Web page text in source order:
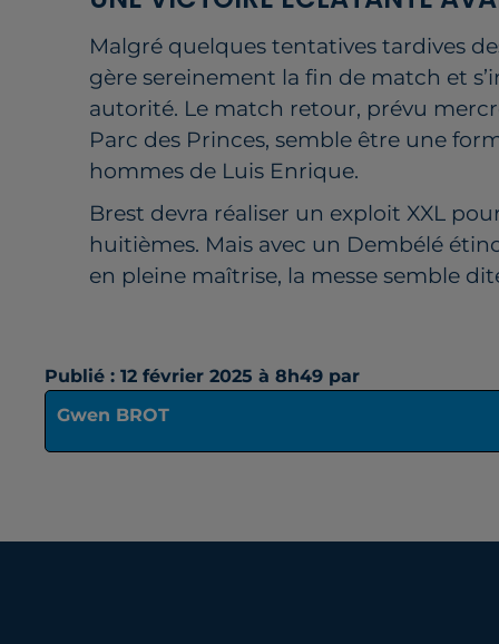
Malgré quelques tentatives tardives
gère sereinement la fin de match et
autorité. Le match retour, prévu
Parc des Princes, semble être une
hommes de Luis Enrique.
Brest devra réaliser un exploit XXL
huitièmes. Mais avec un Dembélé
en pleine maîtrise, la messe semble
Publié : 12 février 2025 à 8h49 par
Gwen BROT